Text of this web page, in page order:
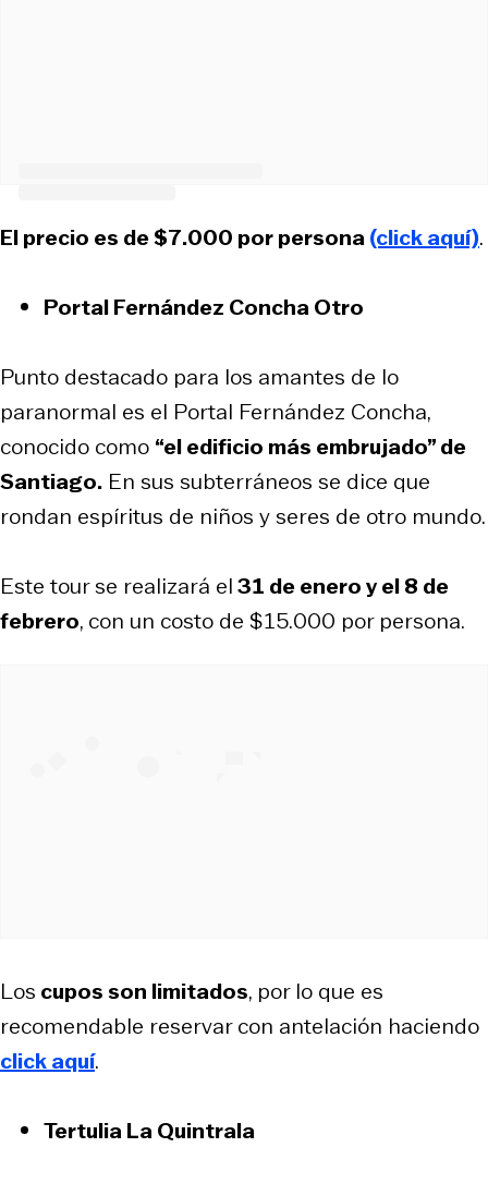
El precio es de $7.000 por persona(click aquí).
Portal Fernández Concha Otro
Punto destacado para los amantes de lo
paranormal es el Portal Fernández Concha,
conocido como “el edificio más embrujado” de
Santiago. En sus subterráneos se dice que
rondan espíritus de niños y seres de otro mundo.
Este tour se realizará el31 de enero y el 8 de
febrero, con un costo de $15.000 por persona.
Los cupos son limitados, por lo que es
recomendable reservar con antelación haciendo
click aquí.
Tertulia La Quintrala